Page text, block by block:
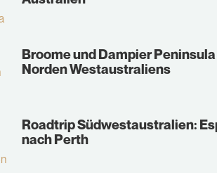
Broome und Dampier Peninsula
Norden Westaustraliens
Roadtrip Südwestaustralien:
nach Perth